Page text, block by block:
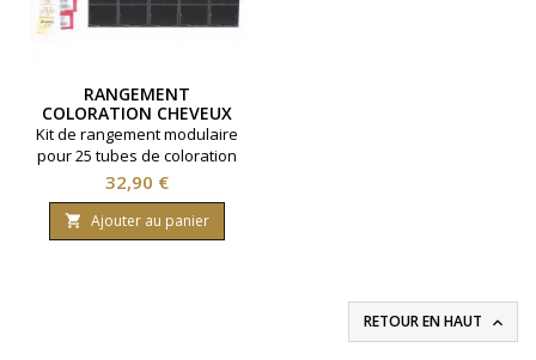
RANGEMENT
COLORATION CHEVEUX
RAKACOLOR KIT 25 TUBES
Kit de rangement modulaire
pour 25 tubes de coloration
cheveux. Pratique, compact
et personnalisable, il
optimise votre espace et
facilite l'identification des
Prix
32,90 €
 Ajouter au panier
RETOUR EN HAUT 